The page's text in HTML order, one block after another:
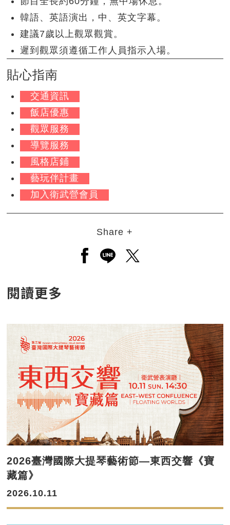
韓語、英語演出，中、英文字幕。
建議7歲以上觀眾觀賞。
遲到觀眾須遵循工作人員指示入場。
貼心指南
交通資訊
飯店優惠
觀眾服務
導覽服務
風格店鋪
藝玩伴計畫
加入衛武營會員
Share +
另開新視窗分享至facebook
另開新視窗分享至line
另開新視窗分享至
閱讀更多
2026臺灣國際大提琴藝術節—東西交響《寶
藏篇》
2026.10.11